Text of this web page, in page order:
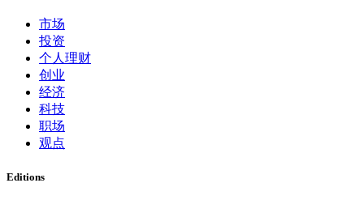
市场
投资
个人理财
创业
经济
科技
职场
观点
Editions